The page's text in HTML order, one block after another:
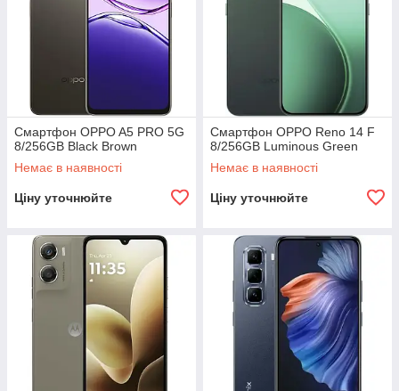
Смартфон OPPO A5 PRO 5G
8/256GB Black Brown
Немає в наявності
Ціну уточнюйте
Смартфон OPPO Reno 14 F
8/256GB Luminous Green
Немає в наявності
Ціну уточнюйте